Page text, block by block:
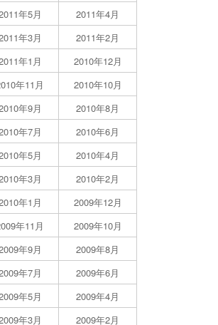
年5月
2011年4月
年3月
2011年2月
年1月
2010年12月
年11月
2010年10月
年9月
2010年8月
年7月
2010年6月
年5月
2010年4月
年3月
2010年2月
年1月
2009年12月
年11月
2009年10月
年9月
2009年8月
年7月
2009年6月
年5月
2009年4月
年3月
2009年2月